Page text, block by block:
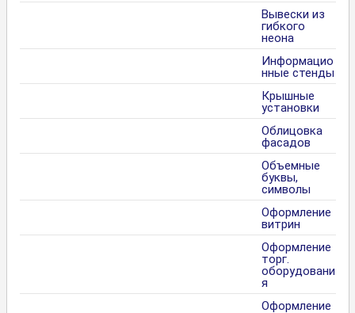
Вывески из
гибкого
неона
Информацио
нные стенды
Крышные
установки
Облицовка
фасадов
Объемные
буквы,
символы
Оформление
витрин
Оформление
торг.
оборудовани
я
Оформление